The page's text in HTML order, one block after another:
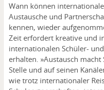
Wann können
Austausche und
kennen, wieder
Zeit erfordert kreative und
internationalen Schüler-
erhalten. »Austausch
Stelle und auf seinen
wie trotz internationaler